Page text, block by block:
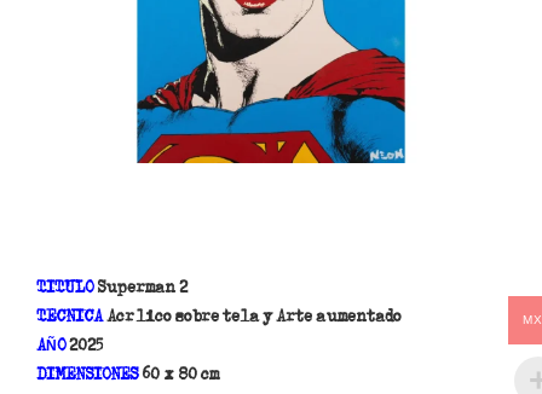
TITULO Superman 2
TECNICAAcrílico sobre tela y Arte aumentado
AÑO2025
DIMENSIONES 60 x 80 cm